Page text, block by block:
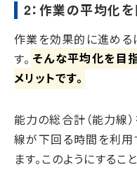
2：作業の平均化
作業を効果的に進める
す。 そんな平均化を目
メリットです。
能力の総合計（能力線
線が下回る時間を利用
ます。このようにするこ